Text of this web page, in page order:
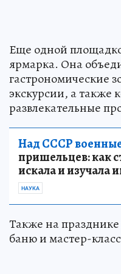
Еще одной
ярмарка. Она
гастрономические
экскурсии, а также
развлекательные
Над СССР
пришельцев: как
искала и изучала
НАУКА
Также на
баню и мастер-